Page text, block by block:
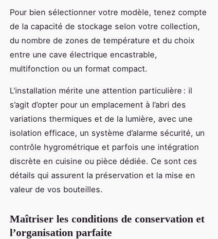
Pour bien sélectionner votre modèle, tenez compte
de la capacité de stockage selon votre collection,
du nombre de zones de température et du choix
entre une cave électrique encastrable,
multifonction ou un format compact.
L’installation mérite une attention particulière : il
s’agit d’opter pour un emplacement à l’abri des
variations thermiques et de la lumière, avec une
isolation efficace, un système d’alarme sécurité, un
contrôle hygrométrique et parfois une intégration
discrète en cuisine ou pièce dédiée. Ce sont ces
détails qui assurent la préservation et la mise en
valeur de vos bouteilles.
Maîtriser les conditions de conservation et
l’organisation parfaite